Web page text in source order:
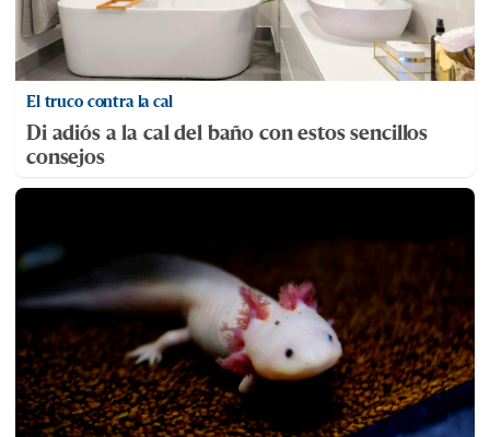
El truco contra la cal
Di adiós a la cal del baño con estos sencillos
consejos